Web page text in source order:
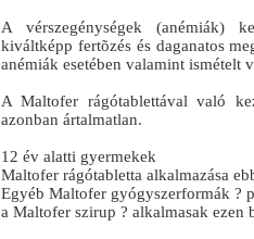
A vérszegénységek (anémiák)
kiváltképp fertõzés és daganatos
anémiák esetében valamint ismételt
A Maltofer rágótablettával való
azonban ártalmatlan.
12 év alatti gyermekek
Maltofer rágótabletta alkalmazása
Egyéb Maltofer gyógyszerformák ?
a Maltofer szirup ? alkalmasak ezen